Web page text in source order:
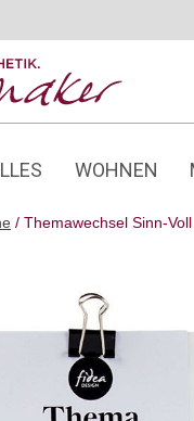
WOHNEN
/ Themawechsel Sinn-Voll